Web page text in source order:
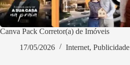
Canva Pack Corretor(a) de Imóveis
17/05/2026
Internet, Publicidade